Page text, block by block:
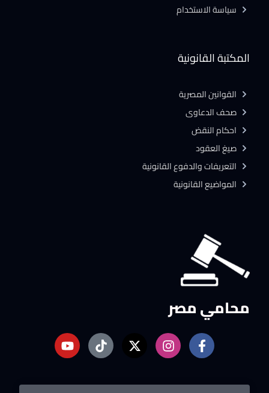
محامي مصر
المكتبة القانونية
القوانين المصرية
صحف الدعاوى
احكام النقض
صيغ العقود
التعريفات والدفوع القانونية
المواضيع القانونية
سياسة الاستخدام